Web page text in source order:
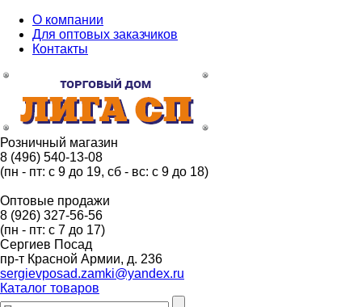
О компании
Для оптовых заказчиков
Контакты
Розничный магазин
8 (496) 540-13-08
(пн - пт: с 9 до 19, сб - вс: с 9 до 18)
Оптовые продажи
8 (926) 327-56-56
(пн - пт: с 7 до 17)
Сергиев Посад
пр-т Красной Армии, д. 236
sergievposad.zamki@yandex.ru
Каталог товаров